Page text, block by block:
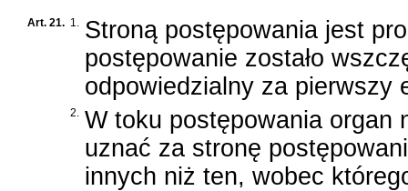
Art. 21. 1.
Stroną postępowania jest
postępowanie zostało
odpowiedzialny za pierwszy
2.
W toku postępowania organ
uznać za stronę
innych niż ten, wobec